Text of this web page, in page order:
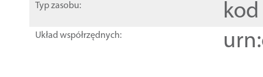
Typ zasobu: kod
Układ współrzędnych: